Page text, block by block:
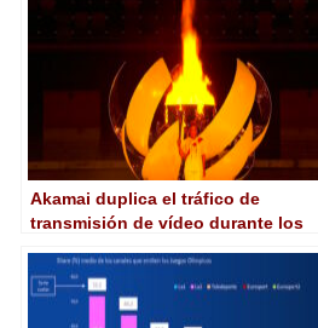
Akamai duplica el tráfico de
transmisión de vídeo durante los